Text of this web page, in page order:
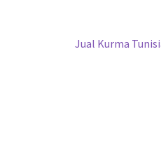
Jual Kurma